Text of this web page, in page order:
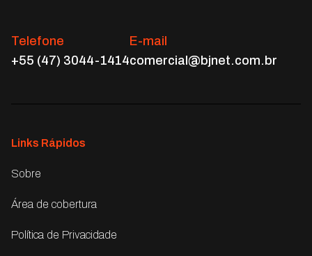
Telefone
+55 (47) 3044-1414
E-mail
comercial@bjnet.com.br
Links Rápidos
Sobre
Área de cobertura
Política de Privacidade